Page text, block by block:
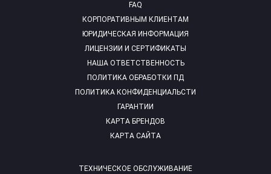
FAQ
ТЕХНИЧЕСКОЕ ОБСЛУЖИВАНИЕ
КОРПОРАТИВНЫМ КЛИЕНТАМ
ЮРИДИЧЕСКАЯ ИНФОРМАЦИЯ
ЛИЦЕНЗИИ И СЕРТИФИКАТЫ
НАША ОТВЕТСТВЕННОСТЬ
ПОЛИТИКА ОБРАБОТКИ ПД
ПОЛИТИКА КОНФИДЕНЦИАЛЬСТИ
ГАРАНТИИ
КАРТА БРЕНДОВ
КАРТА САЙТА